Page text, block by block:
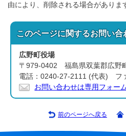
由により、削除される場合がありま
このページに関するお問い合
広野町役場
〒979-0402 福島県双葉郡広野
電話：0240-27-2111 (代表) フ
お問い合わせは専用フォー
前のページへ戻る